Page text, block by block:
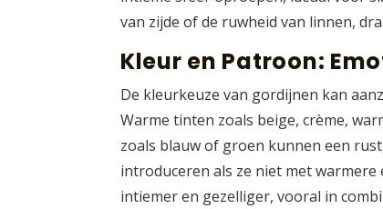
van zijde of de ruwheid van linnen,
Kleur en Patroon:
De kleurkeuze van gordijnen kan
Warme tinten zoals beige, crème,
zoals blauw of groen kunnen een
introduceren als ze niet met
intiemer en gezelliger, vooral in